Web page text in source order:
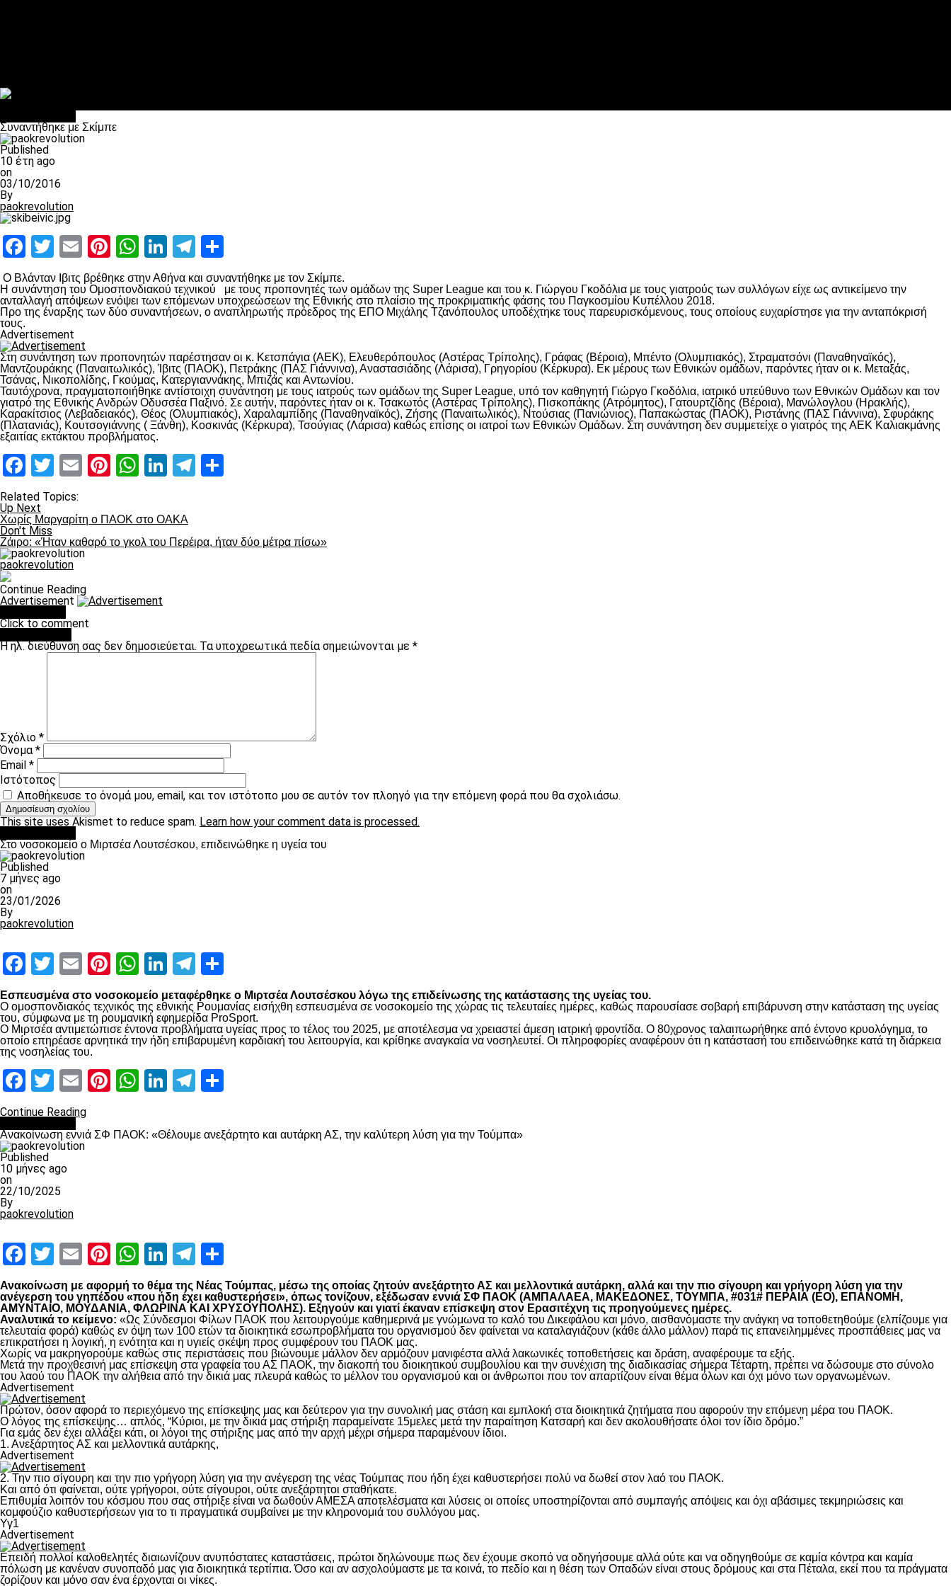
Συναντήθηκε με Σκίμπε
Published
10 έτη ago
on
03/10/2016
By
paokrevolution
Facebook
Twitter
EmailPinterest
WhatsApp
LinkedIn
Telegram
Ο Βλάνταν Ιβιτς βρέθηκε στην Αθήνα και συναντήθηκε με τον Σκίμπε.
Η συνάντηση του Ομοσπονδιακού τεχνικού με τους προπονητές των ομάδων της Super League και του κ. Γιώργου Γκοδόλια με τους γιατρούς των συλλόγων είχε ως αντικείμενο την
ανταλλαγή απόψεων ενόψει των επόμενων υποχρεώσεων της Εθνικής στο πλαίσιο της προκριματικής φάσης του Παγκοσμίου Κυπέλλου 2018.
Προ της έναρξης των δύο συναντήσεων, ο αναπληρωτής πρόεδρος της ΕΠΟ Μιχάλης Τζανόπουλος υποδέχτηκε τους παρευρισκόμενους, τους οποίους ευχαρίστησε για την ανταπόκρισή
τους.
Advertisement
Στη συνάντηση των προπονητών παρέστησαν οι κ. Κετσπάγια (ΑΕΚ), Ελευθερόπουλος (Αστέρας Τρίπολης), Γράφας (Βέροια), Μπέντο (Ολυμπιακός), Στραματσόνι (Παναθηναϊκός),
Μαντζουράκης (Παναιτωλικός), Ίβιτς (ΠΑΟΚ), Πετράκης (ΠΑΣ Γιάννινα), Αναστασιάδης (Λάρισα), Γρηγορίου (Κέρκυρα). Εκ μέρους των Εθνικών ομάδων, παρόντες ήταν οι κ. Μεταξάς,
Τσάνας, Νικοπολίδης, Γκούμας, Κατεργιαννάκης, Μπιζάς και Αντωνίου.
Ταυτόχρονα, πραγματοποιήθηκε αντίστοιχη συνάντηση με τους ιατρούς των ομάδων της Super League, υπό τον καθηγητή Γιώργο Γκοδόλια, ιατρικό υπεύθυνο των Εθνικών Ομάδων και τον
γιατρό της Εθνικής Ανδρών Οδυσσέα Παξινό. Σε αυτήν, παρόντες ήταν οι κ. Τσακωτός (Αστέρας Τρίπολης), Πισκοπάκης (Ατρόμητος), Γατουρτζίδης (Βέροια), Μανώλογλου (Ηρακλής),
Καρακίτσιος (Λεβαδειακός), Θέος (Ολυμπιακός), Χαραλαμπίδης (Παναθηναϊκός), Ζήσης (Παναιτωλικός), Ντούσιας (Πανιώνιος), Παπακώστας (ΠΑΟΚ), Ριστάνης (ΠΑΣ Γιάννινα), Σφυράκης
(Πλατανιάς), Κουτσογιάννης ( Ξάνθη), Κοσκινάς (Κέρκυρα), Τσούγιας (Λάρισα) καθώς επίσης οι ιατροί των Εθνικών Ομάδων. Στη συνάντηση δεν συμμετείχε ο γιατρός της ΑΕΚ Καλιακμάνης
εξαιτίας εκτάκτου προβλήματος.
Facebook
Twitter
EmailPinterest
WhatsApp
LinkedIn
Telegram
Related Topics:
Up Next
Χωρίς Μαργαρίτη ο ΠΑΟΚ στο ΟΑΚΑ
Don't Miss
Ζάιρο: «Ήταν καθαρό το γκολ του Περέιρα, ήταν δύο μέτρα πίσω»
paokrevolution
Continue Reading
Advertisement
Click to comment
Η ηλ. διεύθυνση σας δεν δημοσιεύεται. Τα υποχρεωτικά πεδία σημειώνονται με *
Σχόλιο *
Όνομα*
Email *
Ιστότοπος
Αποθήκευσε το όνομά μου, email, και τον ιστότοπο μου σε αυτόν τον πλοηγό για την επόμενη φορά που θα σχολιάσω.
This site uses Akismet to reduce spam. Learn how your comment data is processed.
Στο νοσοκομείο ο Μιρτσέα Λουτσέσκου, επιδεινώθηκε η υγεία του
Published
7 μήνες ago
on
23/01/2026
By
paokrevolution
Facebook
Twitter
EmailPinterest
WhatsApp
LinkedIn
Telegram
Εσπευσμένα στο νοσοκομείο μεταφέρθηκε ο Μιρτσέα Λουτσέσκου λόγω της επιδείνωσης της κατάστασης της υγείας του.
Ο ομοσπονδιακός τεχνικός της εθνικής Ρουμανίας εισήχθη εσπευσμένα σε νοσοκομείο της χώρας τις τελευταίες ημέρες, καθώς παρουσίασε σοβαρή επιβάρυνση στην κατάσταση της υγείας
του, σύμφωνα με τη ρουμανική εφημερίδα ProSport.
Ο Μιρτσέα αντιμετώπισε έντονα προβλήματα υγείας προς το τέλος του 2025, με αποτέλεσμα να χρειαστεί άμεση ιατρική φροντίδα. Ο 80χρονος ταλαιπωρήθηκε από έντονο κρυολόγημα, το
οποίο επηρέασε αρνητικά την ήδη επιβαρυμένη καρδιακή του λειτουργία, και κρίθηκε αναγκαία να νοσηλευτεί. Οι πληροφορίες αναφέρουν ότι η κατάστασή του επιδεινώθηκε κατά τη διάρκεια
της νοσηλείας του.
Facebook
Twitter
EmailPinterest
WhatsApp
LinkedIn
Telegram
Continue Reading
Ανακοίνωση εννιά ΣΦ ΠΑΟΚ: «Θέλουμε ανεξάρτητο και αυτάρκη ΑΣ, την καλύτερη λύση για την Τούμπα»
Published
10 μήνες ago
on
22/10/2025
By
paokrevolution
Facebook
Twitter
EmailPinterest
WhatsApp
LinkedIn
Telegram
Ανακοίνωση με αφορμή το θέμα της Νέας Τούμπας, μέσω της οποίας ζητούν ανεξάρτητο ΑΣ και μελλοντικά αυτάρκη, αλλά και την πιο σίγουρη και γρήγορη λύση για την
ανέγερση του γηπέδου «που ήδη έχει καθυστερήσει», όπως τονίζουν, εξέδωσαν εννιά ΣΦ ΠΑΟΚ (ΑΜΠΑΛΑΕΑ, ΜΑΚΕΔΟΝΕΣ, ΤΟΥΜΠΑ, #031# ΠΕΡΑΙΑ (ΕΟ), ΕΠΑΝΟΜΗ,
ΑΜΥΝΤΑΙΟ, ΜΟΥΔΑΝΙΑ, ΦΛΩΡΙΝΑ ΚΑΙ ΧΡΥΣΟΥΠΟΛΗΣ). Εξηγούν και γιατί έκαναν επίσκεψη στον Ερασιτέχνη τις προηγούμενες ημέρες.
Αναλυτικά το κείμενο: «Ως Σύνδεσμοι Φίλων ΠΑΟΚ που λειτουργούμε καθημερινά με γνώμωνα το καλό του Δικεφάλου και μόνο, αισθανόμαστε την ανάγκη να τοποθετηθούμε (ελπίζουμε για
τελευταία φορά) καθώς εν όψη των 100 ετών τα διοικητικά εσωπροβλήματα του οργανισμού δεν φαίνεται να καταλαγιάζουν (κάθε άλλο μάλλον) παρά τις επανειλημμένες προσπάθειες μας να
επικρατήσει η λογική, η ενότητα και η υγιείς σκέψη προς συμφέρουν του ΠΑΟΚ μας.
Χωρίς να μακρηγορούμε καθώς στις περιστάσεις που βιώνουμε μάλλον δεν αρμόζουν μανιφέστα αλλά λακωνικές τοποθετήσεις και δράση, αναφέρουμε τα εξής.
Μετά την προχθεσινή μας επίσκεψη στα γραφεία του ΑΣ ΠΑΟΚ, την διακοπή του διοικητικού συμβουλίου και την συνέχιση της διαδικασίας σήμερα Τέταρτη, πρέπει να δώσουμε στο σύνολο
του λαού του ΠΑΟΚ την αλήθεια από την δικιά μας πλευρά καθώς το μέλλον του οργανισμού και οι άνθρωποι που τον απαρτίζουν είναι θέμα όλων και όχι μόνο των οργανωμένων.
Advertisement
Πρώτον, όσον αφορά το περιεχόμενο της επίσκεψης μας και δεύτερον για την συνολική μας στάση και εμπλοκή στα διοικητικά ζητήματα που αφορούν την επόμενη μέρα του ΠΑΟΚ.
Ο λόγος της επίσκεψης… απλός, “Κύριοι, με την δικιά μας στήριξη παραμείνατε 15μελες μετά την παραίτηση Κατσαρή και δεν ακολουθήσατε όλοι τον ίδιο δρόμο.”
Για εμάς δεν έχει αλλάξει κάτι, οι λόγοι της στήριξης μας από την αρχή μέχρι σήμερα παραμένουν ίδιοι.
1. Ανεξάρτητος ΑΣ και μελλοντικά αυτάρκης,
Advertisement
2. Την πιο σίγουρη και την πιο γρήγορη λύση για την ανέγερση της νέας Τούμπας που ήδη έχει καθυστερήσει πολύ να δωθεί στον λαό του ΠΑΟΚ.
Και από ότι φαίνεται, ούτε γρήγοροι, ούτε σίγουροι, ούτε ανεξάρτητοι σταθήκατε.
Επιθυμία λοιπόν του κόσμου που σας στήριξε είναι να δωθούν ΑΜΕΣΑ αποτελέσματα και λύσεις οι οποίες υποστηρίζονται από συμπαγής απόψεις και όχι αβάσιμες τεκμηριώσεις και
κομφούζιο καθυστερήσεων για το τι πραγματικά συμβαίνει με την κληρονομιά του συλλόγου μας.
Υγ1
Advertisement
Επειδή πολλοί καλοθελητές διαιωνίζουν ανυπόστατες καταστάσεις, πρώτοι δηλώνουμε πως δεν έχουμε σκοπό να οδηγήσουμε αλλά ούτε και να οδηγηθούμε σε καμία κόντρα και καμία
πόλωση με κανέναν συνοπαδό μας για διοικητικά τερτίπια. Όσο και αν ασχολούμαστε με τα κοινά, το πεδίο και η θέση των Οπαδών είναι στους δρόμους και στα Πέταλα, εκεί που τα πράγματα
ζορίζουν και μόνο σαν ένα έρχονται οι νίκες.